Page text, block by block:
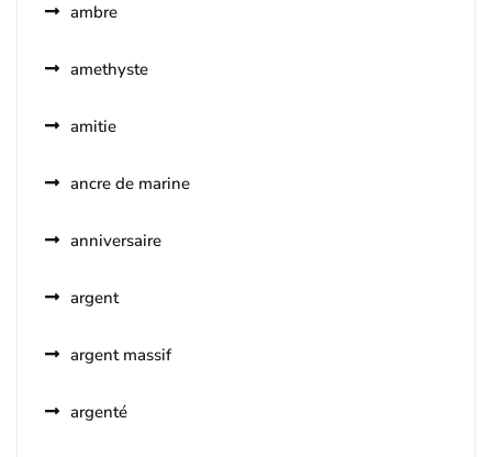
ambre
amethyste
amitie
ancre de marine
anniversaire
argent
argent massif
argenté